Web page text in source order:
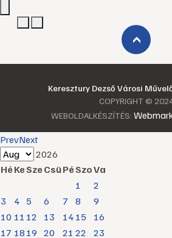
›
Keresztury Dezső Városi
COPYRIGHT ©
WEBOLDALKÉSZÍTÉS:
PrevNext
2026
HéKeSzeCsüPéSzoVa
1
2
3
4 5 6 7 8
9
10 11 12 13 14 15
16
17 18 19 20 21 22 23